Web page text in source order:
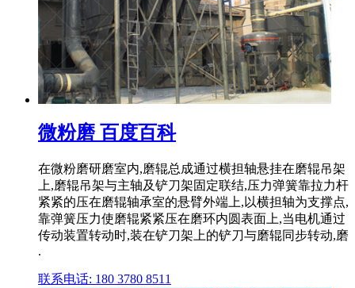
微粉磨 百度百科
在微粉磨研磨室内,磨辊总成通过横担轴悬挂在磨辊吊架
上,磨辊吊架与主轴及铲刀架固定联结,压力弹簧靠拉力杆
紧紧的压在磨辊轴承室的悬臂外端上,以横担轴为支撑点,
靠弹簧压力使磨辊紧紧压在磨环内圆表面上,当电机通过
传动装置转动时,装在铲刀架上的铲刀与磨辊同步转动,磨
.
联系电话: 180 3780 8511